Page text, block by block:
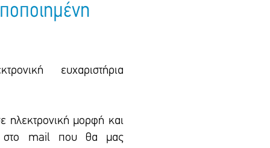
ευχαριστήρια
ηλεκτρονική μορφή και
στο mail που θα μας